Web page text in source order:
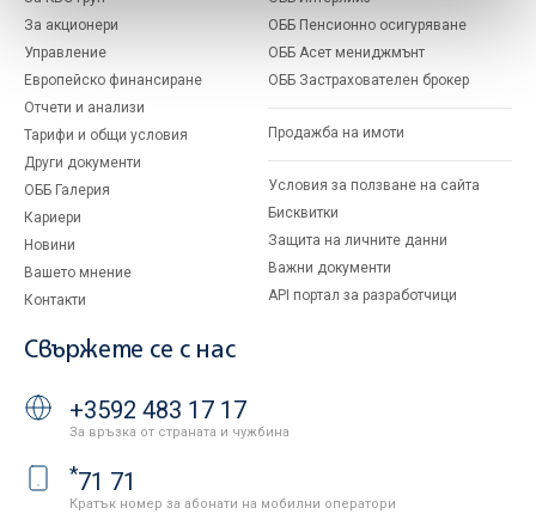
За акционери
Управление
Европейско финансиране
Отчети и анализи
Тарифи и общи условия
Други документи
ОББ Галерия
Кариери
Новини
Вашето мнение
Контакти
ОББ Пенсионно осигуряване
ОББ Асет мениджмънт
ОББ Застрахователен брокер
Продажба на имоти
Условия за ползване на сайта
Бисквитки
Защита на личните данни
Важни документи
API портал за разработчици
Свържете се с нас
+3592 483 17 17
За връзка от страната и чужбина
*71 71
Кратък номер за абонати на мобилни оператори